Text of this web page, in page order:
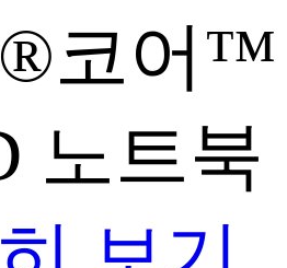
®코어™
노트북